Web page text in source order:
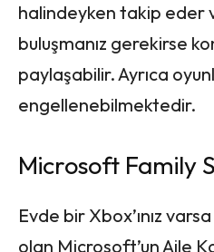
halindeyken takip eder
buluşmanız gerekirse
paylaşabilir. Ayrıca
engellenebilmektedir.
Microsoft Family
Evde bir Xbox’ınız
olan Microsoft’un Aile